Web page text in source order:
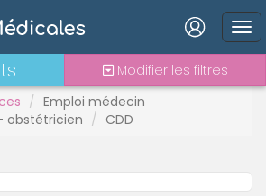
Connexion
Mot de passe oublié ?
Emploi médecin
obstétricien
CDD
Modifier les filtres